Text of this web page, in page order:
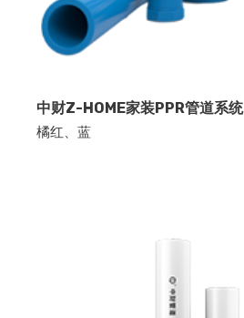
中财Z-HOME家装PPR管道系统
橘红、蓝